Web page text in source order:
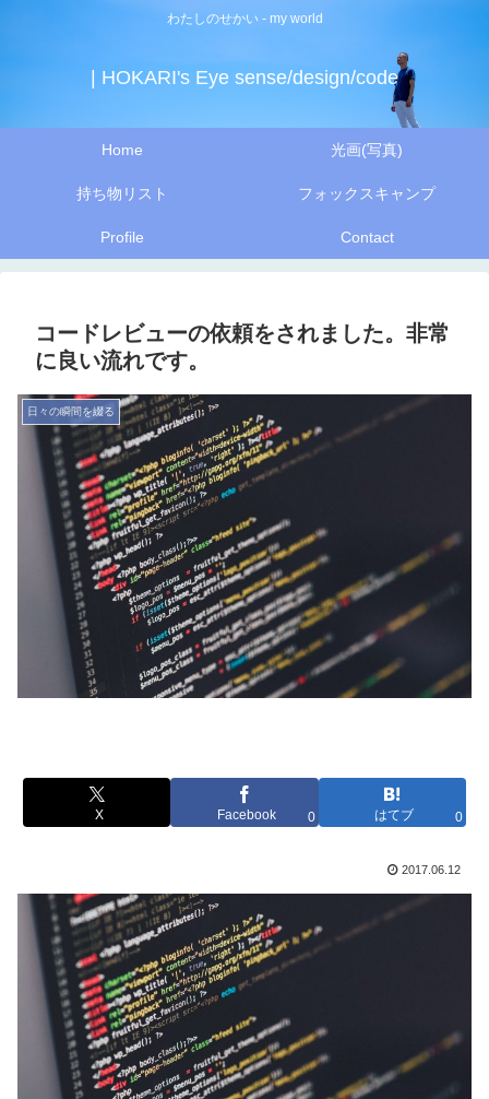
わたしのせかい - my world
| HOKARI's Eye sense/design/code
Home 光画(写真)
持ち物リスト フォックスキャンプ
Profile Contact
コードレビューの依頼をされました。非常
に良い流れです。
日々の瞬間を綴る
X Facebook 0 はてブ 0
2017.06.12